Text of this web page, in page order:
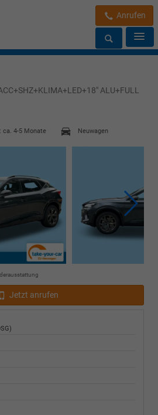
Anrufen
ALU+FULL
ca. 4-5 Monate
Neuwagen
Jetzt anrufen